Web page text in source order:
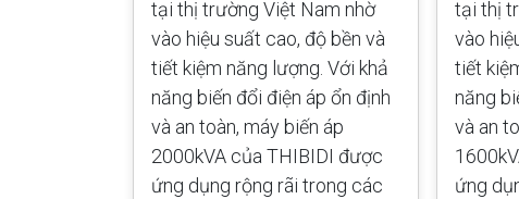
tại thị trường Việt Nam nhờ
vào hiệu suất cao, độ bền và
tiết kiệm năng lượng. Với khả
năng biến đổi điện áp ổn định
và an toàn, máy biến áp
2000kVA của THIBIDI được
ứng dụng rộng rãi trong các
tại thị
vào
tiết
năng
và an
ứng